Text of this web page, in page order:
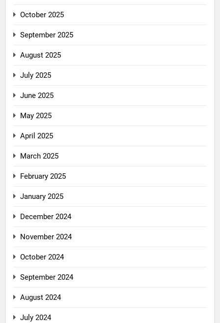
October 2025
September 2025
August 2025
July 2025
June 2025
May 2025
April 2025
March 2025
February 2025
January 2025
December 2024
November 2024
October 2024
September 2024
August 2024
July 2024